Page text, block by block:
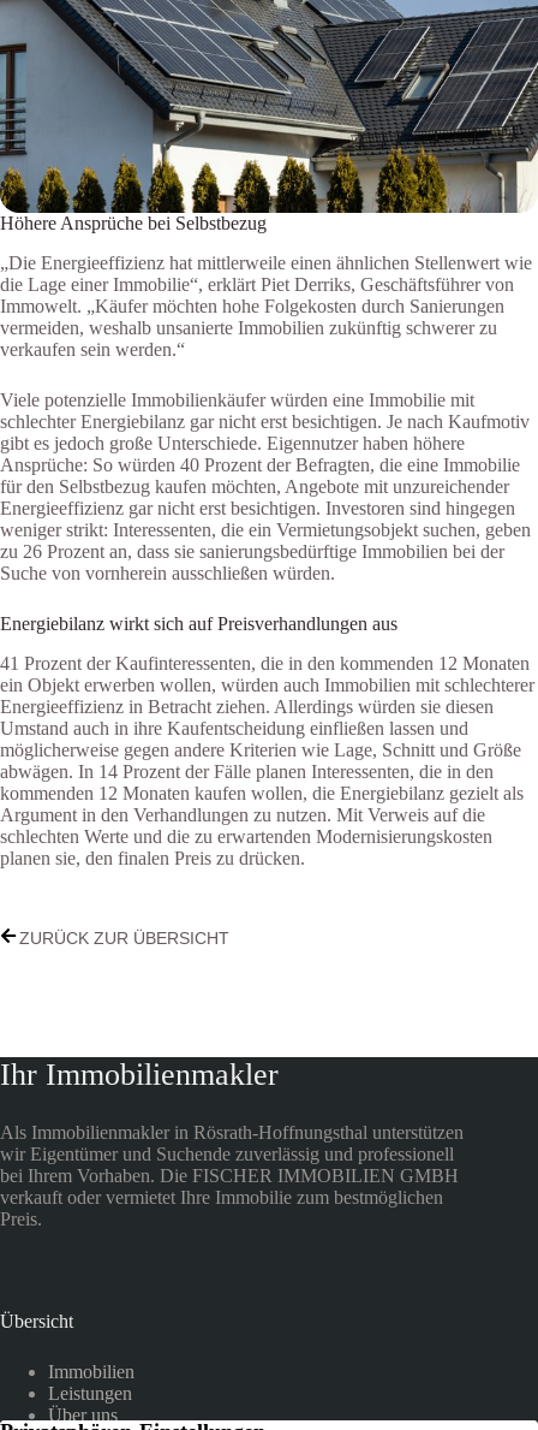
Höhere Ansprüche bei Selbstbezug
„Die Energieeffizienz hat mittlerweile einen ähnlichen Stellenwert wie
die Lage einer Immobilie“, erklärt Piet Derriks, Geschäftsführer von
Immowelt. „Käufer möchten hohe Folgekosten durch Sanierungen
vermeiden, weshalb unsanierte Immobilien zukünftig schwerer zu
verkaufen sein werden.“
Viele potenzielle Immobilienkäufer würden eine Immobilie mit
schlechter Energiebilanz gar nicht erst besichtigen. Je nach Kaufmotiv
gibt es jedoch große Unterschiede. Eigennutzer haben höhere
Ansprüche: So würden 40 Prozent der Befragten, die eine Immobilie
für den Selbstbezug kaufen möchten, Angebote mit unzureichender
Energieeffizienz gar nicht erst besichtigen. Investoren sind hingegen
weniger strikt: Interessenten, die ein Vermietungsobjekt suchen, geben
zu 26 Prozent an, dass sie sanierungsbedürftige Immobilien bei der
Suche von vornherein ausschließen würden.
Energiebilanz wirkt sich auf Preisverhandlungen aus
41 Prozent der Kaufinteressenten, die in den kommenden 12 Monaten
ein Objekt erwerben wollen, würden auch Immobilien mit schlechterer
Energieeffizienz in Betracht ziehen. Allerdings würden sie diesen
Umstand auch in ihre Kaufentscheidung einfließen lassen und
möglicherweise gegen andere Kriterien wie Lage, Schnitt und Größe
abwägen. In 14 Prozent der Fälle planen Interessenten, die in den
kommenden 12 Monaten kaufen wollen, die Energiebilanz gezielt als
Argument in den Verhandlungen zu nutzen. Mit Verweis auf die
schlechten Werte und die zu erwartenden Modernisierungskosten
planen sie, den finalen Preis zu drücken.
ZURÜCK ZUR ÜBERSICHT
Ihr Immobilienmakler
Als Immobilienmakler in Rösrath-Hoffnungsthal unterstützen
wir Eigentümer und Suchende zuverlässig und professionell
bei Ihrem Vorhaben. Die FISCHER IMMOBILIEN GMBH
verkauft oder vermietet Ihre Immobilie zum bestmöglichen
Preis.
Übersicht
Immobilien
Leistungen
Über uns